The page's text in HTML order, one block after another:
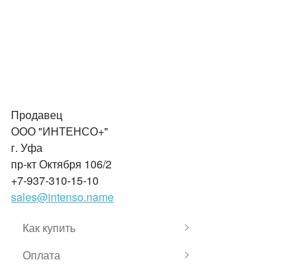
Продавец
ООО "ИНТЕНСО+"
г. Уфа
пр-кт Октября 106/2
+7-937-310-15-10
sales@intenso.name
Как купить
Оплата